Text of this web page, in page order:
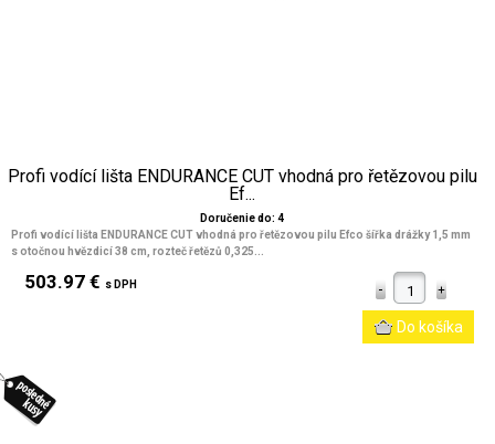
Profi vodící lišta ENDURANCE CUT vhodná pro řetězovou pilu
Ef...
Doručenie do: 4
Profi vodící lišta ENDURANCE CUT vhodná pro řetězovou pilu Efco šířka drážky 1,5 mm
s otočnou hvězdicí 38 cm, rozteč řetězů 0,325...
503.97 € s DPH